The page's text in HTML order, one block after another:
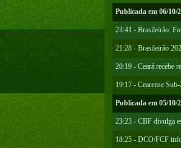
Publicada em 06/10/
23:41 - Brasileirão:
21:28 - Brasileirão
20:19 - Ceará recebe
19:17 - Cearense
Publicada em 05/10/
23:23 - CBF divulga
18:25 - DCO/FCF